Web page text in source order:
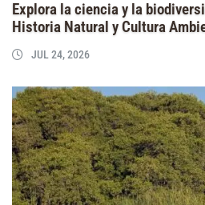
Explora la ciencia y la
Historia Natural y Cultura
JUL 24, 2026